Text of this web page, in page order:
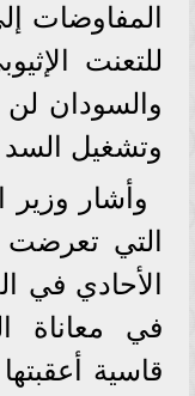
المفاوضات
للتعنت
والسودان لن
وتشغيل السد
وأشار وزير
التي تعرضت
الأحادي في
في معاناة
قاسية